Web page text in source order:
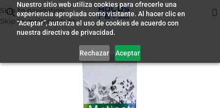
Nuestro sitio web utiliza cookies para ofrecerle una
experiencia apropiada como visitante. Al hacer clic en
“Aceptar”, autoriza el uso de cookies de acuerdo con
nuestra directiva de privacidad.
Rechazar Aceptar
Skip to navigation
Skip to main content
Inicio/ Farmacia